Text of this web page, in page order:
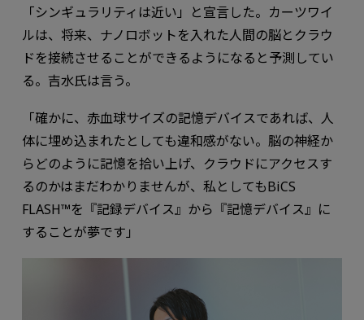
「シンギュラリティは近い」と宣言した。カーツワイ
ルは、将来、ナノロボットを入れた人間の脳とクラウ
ドを接続させることができるようになると予測してい
る。吉水氏は言う。
「確かに、赤血球サイズの記憶デバイスであれば、人
体に埋め込まれたとしても違和感がない。脳の神経か
らどのように記憶を拾い上げ、クラウドにアクセスす
るのかはまだわかりませんが、私としてもBiCS
FLASH™を『記録デバイス』から『記憶デバイス』に
することが夢です」